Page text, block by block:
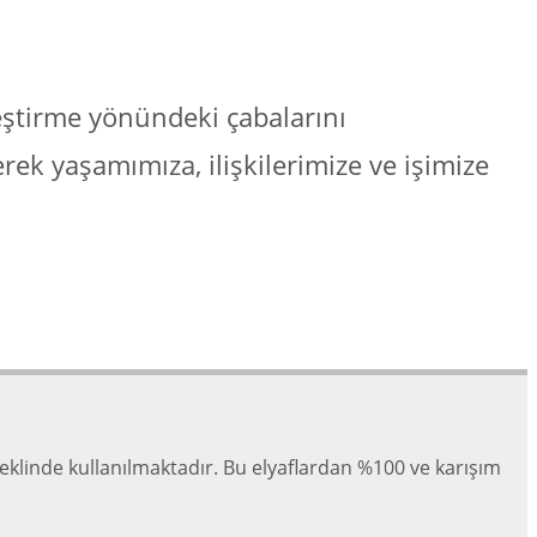
yönündeki çabalarını
yaşamımıza, ilişkilerimize ve işimize
kullanılmaktadır. Bu elyaflardan %100 ve karışım